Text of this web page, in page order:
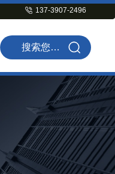
137-3907-2496